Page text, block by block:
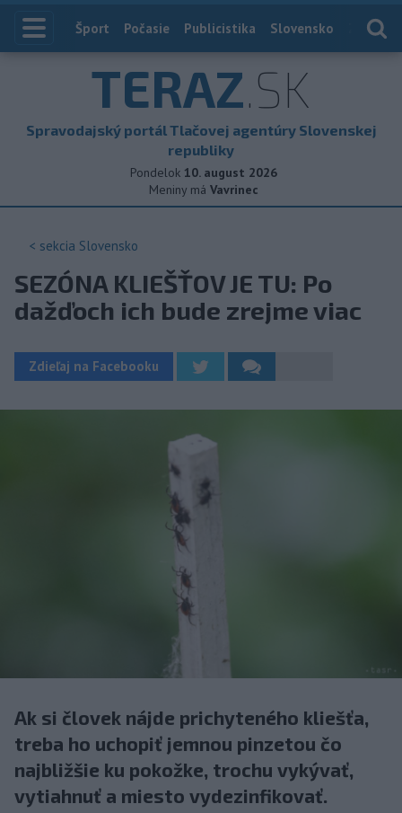
Index
Šport Počasie Publicistika Slovensko
TERAZ.SK
Spravodajský portál Tlačovej agentúry Slovenskej
republiky
Pondelok 10. august 2026
Meniny má Vavrinec
< sekcia Slovensko
SEZÓNA KLIEŠŤOV JE TU: Po
dažďoch ich bude zrejme viac
Zdieľaj na Facebooku
Ak si človek nájde prichyteného kliešťa,
treba ho uchopiť jemnou pinzetou čo
najbližšie ku pokožke, trochu vykývať,
vytiahnuť a miesto vydezinfikovať.